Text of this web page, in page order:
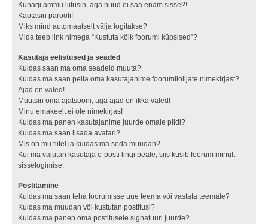
Kunagi ammu liitusin, aga nüüd ei saa enam sisse?!
Kaotasin parooli!
Miks mind automaatselt välja logitakse?
Mida teeb link nimega “Kustuta kõik foorumi küpsised”?
Kasutaja eelistused ja seaded
Kuidas saan ma oma seadeid muuta?
Kuidas ma saan peita oma kasutajanime foorumilolijate nimekirjast?
Ajad on valed!
Muutsin oma ajatsooni, aga ajad on ikka valed!
Minu emakeelt ei ole nimekirjas!
Kuidas ma panen kasutajanime juurde omale pildi?
Kuidas ma saan lisada avatari?
Mis on mu tiitel ja kuidas ma seda muudan?
Kui ma vajutan kasutaja e-posti lingi peale, siis küsib foorum minult
sisselogimise.
Postitamine
Kuidas ma saan teha foorumisse uue teema või vastata teemale?
Kuidas ma muudan või kustutan postitusi?
Kuidas ma panen oma postitusele signatuuri juurde?